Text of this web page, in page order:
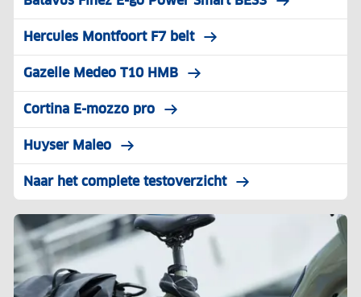
Hercules Montfoort F7 belt
Gazelle Medeo T10 HMB
Cortina E-mozzo pro
Huyser Maleo
Naar het complete testoverzicht